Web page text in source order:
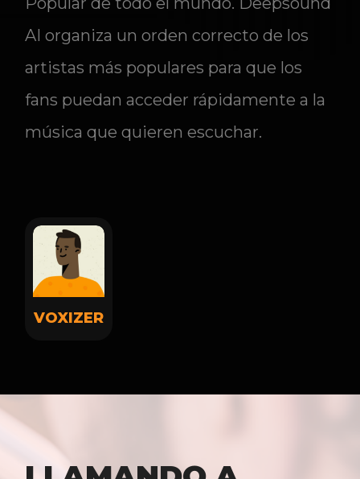
AI organiza un orden correcto de los
artistas más populares para que los
fans puedan acceder rápidamente a la
música que quieren escuchar.
VOXIZER